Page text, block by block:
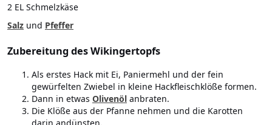
2 EL Schmelzkäse
Salz und Pfeffer
Zubereitung des Wikingertopfs
Als erstes Hack mit Ei, Paniermehl und der fein
gewürfelten Zwiebel in kleine Hackfleischklöße formen.
Dann in etwas Olivenöl anbraten.
Die Klöße aus der Pfanne nehmen und die Karotten
darin andünsten.